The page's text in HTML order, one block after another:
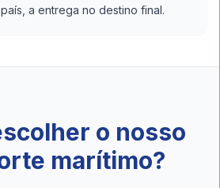
a entrega no destino final.
o nosso
marítimo?